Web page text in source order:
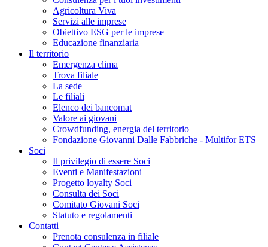
Agricoltura Viva
Servizi alle imprese
Obiettivo ESG per le imprese
Educazione finanziaria
Il territorio
Emergenza clima
Trova filiale
La sede
Le filiali
Elenco dei bancomat
Valore ai giovani
Crowdfunding, energia del territorio
Fondazione Giovanni Dalle Fabbriche - Multifor ETS
Soci
Il privilegio di essere Soci
Eventi e Manifestazioni
Progetto loyalty Soci
Consulta dei Soci
Comitato Giovani Soci
Statuto e regolamenti
Contatti
Prenota consulenza in filiale